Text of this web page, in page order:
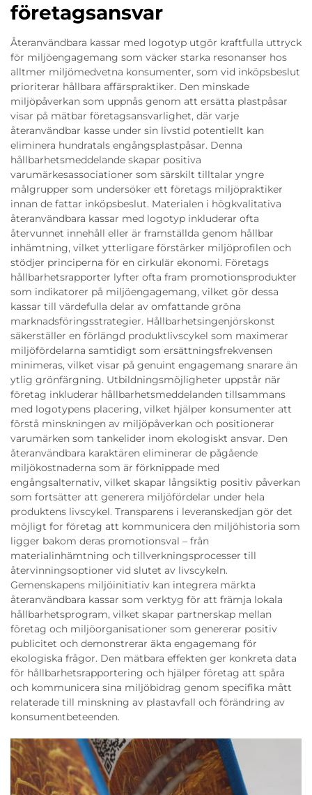
företagsansvar
Återanvändbara kassar med logotyp utgör kraftfulla uttryck
för miljöengagemang som väcker starka resonanser hos
alltmer miljömedvetna konsumenter, som vid inköpsbeslut
prioriterar hållbara affärspraktiker. Den minskade
miljöpåverkan som uppnås genom att ersätta plastpåsar
visar på mätbar företagsansvarlighet, där varje
återanvändbar kasse under sin livstid potentiellt kan
eliminera hundratals engångsplastpåsar. Denna
hållbarhetsmeddelande skapar positiva
varumärkesassociationer som särskilt tilltalar yngre
målgrupper som undersöker ett företags miljöpraktiker
innan de fattar inköpsbeslut. Materialen i högkvalitativa
återanvändbara kassar med logotyp inkluderar ofta
återvunnet innehåll eller är framställda genom hållbar
inhämtning, vilket ytterligare förstärker miljöprofilen och
stödjer principerna för en cirkulär ekonomi. Företags
hållbarhetsrapporter lyfter ofta fram promotionsprodukter
som indikatorer på miljöengagemang, vilket gör dessa
kassar till värdefulla delar av omfattande gröna
marknadsföringsstrategier. Hållbarhetsingenjörskonst
säkerställer en förlängd produktlivscykel som maximerar
miljöfördelarna samtidigt som ersättningsfrekvensen
minimeras, vilket visar på genuint engagemang snarare än
ytlig grönfärgning. Utbildningsmöjligheter uppstår när
företag inkluderar hållbarhetsmeddelanden tillsammans
med logotypens placering, vilket hjälper konsumenter att
förstå minskningen av miljöpåverkan och positionerar
varumärken som tankelider inom ekologiskt ansvar. Den
återanvändbara karaktären eliminerar de pågående
miljökostnaderna som är förknippade med
engångsalternativ, vilket skapar långsiktig positiv påverkan
som fortsätter att generera miljöfördelar under hela
produktens livscykel. Transparens i leveranskedjan gör det
möjligt for företag att kommunicera den miljöhistoria som
ligger bakom deras promotionsval – från
materialinhämtning och tillverkningsprocesser till
återvinningsoptioner vid slutet av livscykeln.
Gemenskapens miljöinitiativ kan integrera märkta
återanvändbara kassar som verktyg för att främja lokala
hållbarhetsprogram, vilket skapar partnerskap mellan
företag och miljöorganisationer som genererar positiv
publicitet och demonstrerar äkta engagemang för
ekologiska frågor. Den mätbara effekten ger konkreta data
för hållbarhetsrapportering och hjälper företag att spåra
och kommunicera sina miljöbidrag genom specifika mått
relaterade till minskning av plastavfall och förändring av
konsumentbeteenden.